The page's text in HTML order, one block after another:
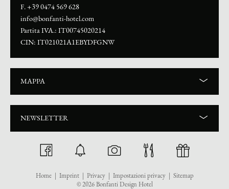
F. +39 0474 569 628
info@bonfanti-hotel.com
Partita IVA.: IT00745020214
CIN: IT021021A1EBYDFGNW
MAPPA
NEWSLETTER
Home| Imprint| Privacy| Impostazioni privacy | Sitemap
© 2026 Bonfanti Design Hotel